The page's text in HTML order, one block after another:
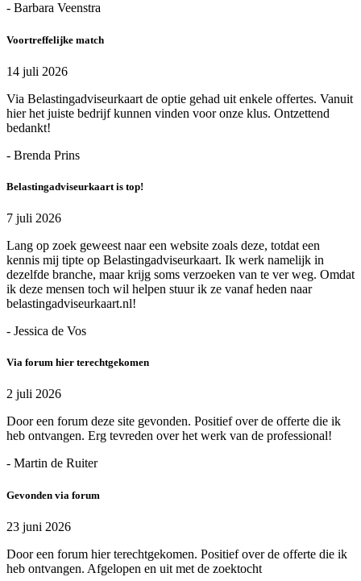
- Barbara Veenstra
Voortreffelijke match
14 juli 2026
Via Belastingadviseurkaart de optie gehad uit enkele offertes. Vanuit
hier het juiste bedrijf kunnen vinden voor onze klus. Ontzettend
bedankt!
- Brenda Prins
Belastingadviseurkaart is top!
7 juli 2026
Lang op zoek geweest naar een website zoals deze, totdat een
kennis mij tipte op Belastingadviseurkaart. Ik werk namelijk in
dezelfde branche, maar krijg soms verzoeken van te ver weg. Omdat
ik deze mensen toch wil helpen stuur ik ze vanaf heden naar
belastingadviseurkaart.nl!
- Jessica de Vos
Via forum hier terechtgekomen
2 juli 2026
Door een forum deze site gevonden. Positief over de offerte die ik
heb ontvangen. Erg tevreden over het werk van de professional!
- Martin de Ruiter
Gevonden via forum
23 juni 2026
Door een forum hier terechtgekomen. Positief over de offerte die ik
heb ontvangen. Afgelopen en uit met de zoektocht